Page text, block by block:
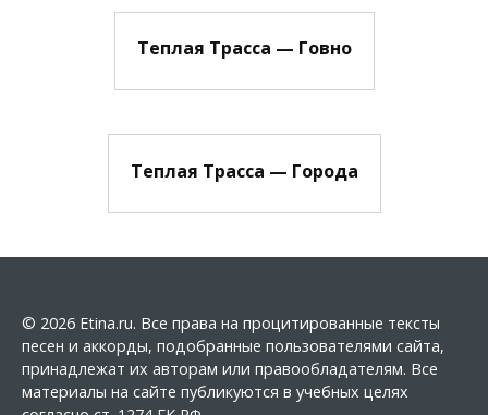
Теплая Трасса — Говно
Теплая Трасса — Города
© 2026 Etina.ru. Все права на процитированные тексты
песен и аккорды, подобранные пользователями сайта,
принадлежат их авторам или правообладателям. Все
материалы на сайте публикуются в учебных целях